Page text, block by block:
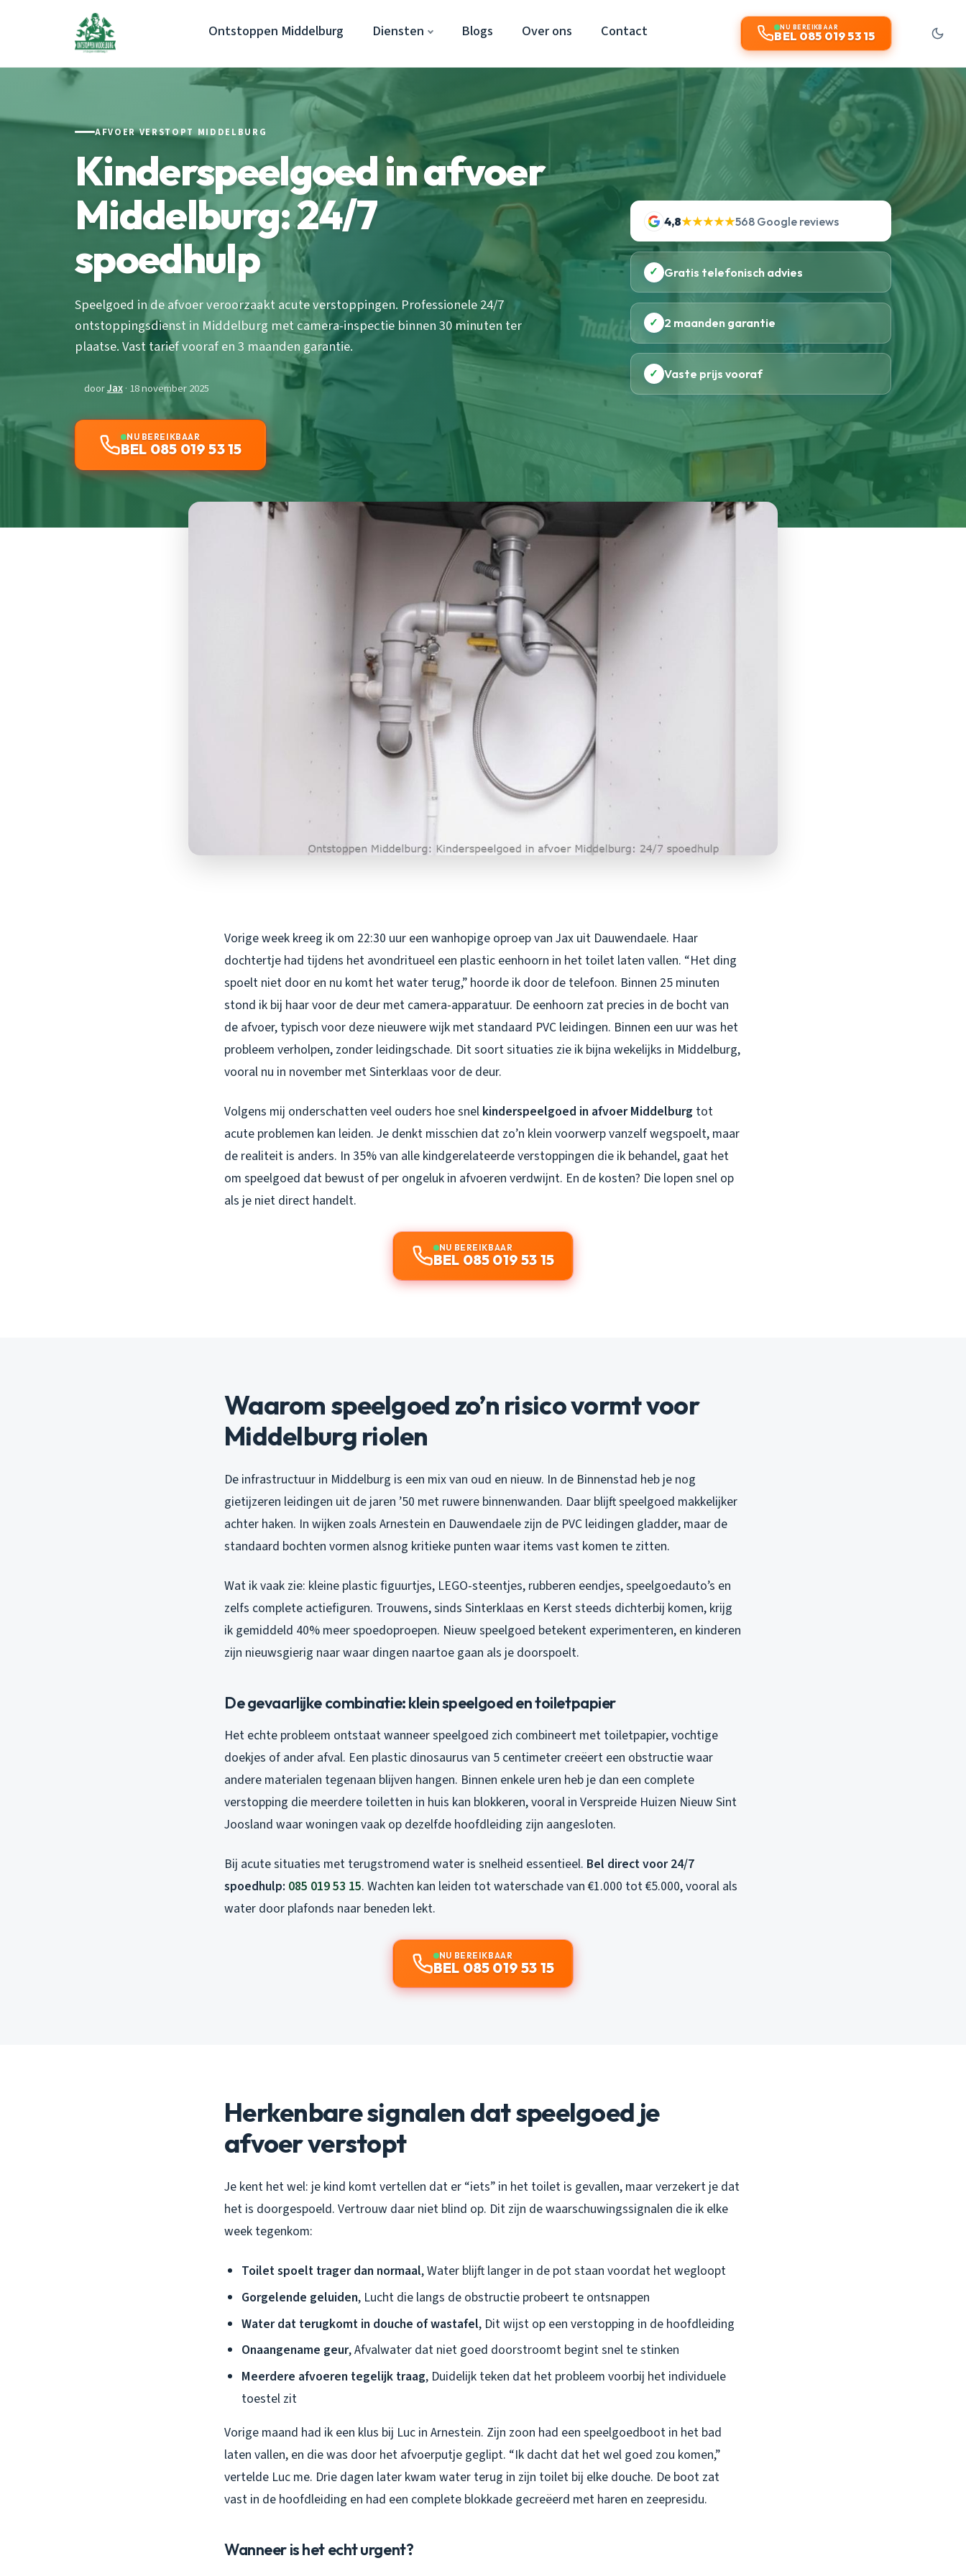
Ontstoppen Middelburg Diensten Blogs Over ons Contact NU BEREIKBAAR
BEL 085 019 53 15
AFVOER VERSTOPT MIDDELBURG
Kinderspeelgoed in afvoer
Middelburg: 24/7
spoedhulp
Speelgoed in de afvoer veroorzaakt acute verstoppingen. Professionele 24/7
ontstoppingsdienst in Middelburg met camera-inspectie binnen 30 minuten ter
plaatse. Vast tarief vooraf en 3 maanden garantie.
doorJax· 18 november 2025
NU BEREIKBAAR
BEL 085 019 53 15
4,8★★★★★568 Google reviews
✓ Gratis telefonisch advies
✓ 2 maanden garantie
✓ Vaste prijs vooraf
Vorige week kreeg ik om 22:30 uur een wanhopige oproep van Jax uit Dauwendaele. Haar
dochtertje had tijdens het avondritueel een plastic eenhoorn in het toilet laten vallen. “Het ding
spoelt niet door en nu komt het water terug,” hoorde ik door de telefoon. Binnen 25 minuten
stond ik bij haar voor de deur met camera-apparatuur. De eenhoorn zat precies in de bocht van
de afvoer, typisch voor deze nieuwere wijk met standaard PVC leidingen. Binnen een uur was het
probleem verholpen, zonder leidingschade. Dit soort situaties zie ik bijna wekelijks in Middelburg,
vooral nu in november met Sinterklaas voor de deur.
Volgens mij onderschatten veel ouders hoe snel kinderspeelgoed in afvoer Middelburg tot
acute problemen kan leiden. Je denkt misschien dat zo’n klein voorwerp vanzelf wegspoelt, maar
de realiteit is anders. In 35% van alle kindgerelateerde verstoppingen die ik behandel, gaat het
om speelgoed dat bewust of per ongeluk in afvoeren verdwijnt. En de kosten? Die lopen snel op
als je niet direct handelt.
NU BEREIKBAAR
BEL 085 019 53 15
Waarom speelgoed zo’n risico vormt voor
Middelburg riolen
De infrastructuur in Middelburg is een mix van oud en nieuw. In de Binnenstad heb je nog
gietijzeren leidingen uit de jaren ’50 met ruwere binnenwanden. Daar blijft speelgoed makkelijker
achter haken. In wijken zoals Arnestein en Dauwendaele zijn de PVC leidingen gladder, maar de
standaard bochten vormen alsnog kritieke punten waar items vast komen te zitten.
Wat ik vaak zie: kleine plastic figuurtjes, LEGO-steentjes, rubberen eendjes, speelgoedauto’s en
zelfs complete actiefiguren. Trouwens, sinds Sinterklaas en Kerst steeds dichterbij komen, krijg
ik gemiddeld 40% meer spoedoproepen. Nieuw speelgoed betekent experimenteren, en kinderen
zijn nieuwsgierig naar waar dingen naartoe gaan als je doorspoelt.
De gevaarlijke combinatie: klein speelgoed en toiletpapier
Het echte probleem ontstaat wanneer speelgoed zich combineert met toiletpapier, vochtige
doekjes of ander afval. Een plastic dinosaurus van 5 centimeter creëert een obstructie waar
andere materialen tegenaan blijven hangen. Binnen enkele uren heb je dan een complete
verstopping die meerdere toiletten in huis kan blokkeren, vooral in Verspreide Huizen Nieuw Sint
Joosland waar woningen vaak op dezelfde hoofdleiding zijn aangesloten.
Bij acute situaties met terugstromend water is snelheid essentieel. Bel direct voor 24/7
spoedhulp: 085 019 53 15. Wachten kan leiden tot waterschade van €1.000 tot €5.000, vooral als
water door plafonds naar beneden lekt.
NU BEREIKBAAR
BEL 085 019 53 15
Herkenbare signalen dat speelgoed je
afvoer verstopt
Je kent het wel: je kind komt vertellen dat er “iets” in het toilet is gevallen, maar verzekert je dat
het is doorgespoeld. Vertrouw daar niet blind op. Dit zijn de waarschuwingssignalen die ik elke
week tegenkom:
Toilet spoelt trager dan normaal, Water blijft langer in de pot staan voordat het wegloopt
Gorgelende geluiden, Lucht die langs de obstructie probeert te ontsnappen
Water dat terugkomt in douche of wastafel, Dit wijst op een verstopping in de hoofdleiding
Onaangename geur, Afvalwater dat niet goed doorstroomt begint snel te stinken
Meerdere afvoeren tegelijk traag, Duidelijk teken dat het probleem voorbij het individuele
toestel zit
Vorige maand had ik een klus bij Luc in Arnestein. Zijn zoon had een speelgoedboot in het bad
laten vallen, en die was door het afvoerputje geglipt. “Ik dacht dat het wel goed zou komen,”
vertelde Luc me. Drie dagen later kwam water terug in zijn toilet bij elke douche. De boot zat
vast in de hoofdleiding en had een complete blokkade gecreëerd met haren en zeepresidu.
Wanneer is het echt urgent?